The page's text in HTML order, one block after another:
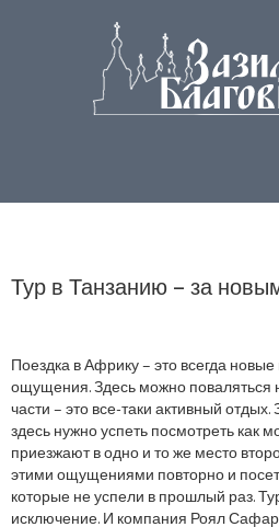
Тур в Танзанию – за
Поездка в Африку – это всегда
ощущения. Здесь можно поваляться
части – это все-таки активный
здесь нужно успеть посмотреть как
приезжают в одно и то же место
этими ощущениями повторно и
которые не успели в прошлый раз.
исключение. И компания Роял